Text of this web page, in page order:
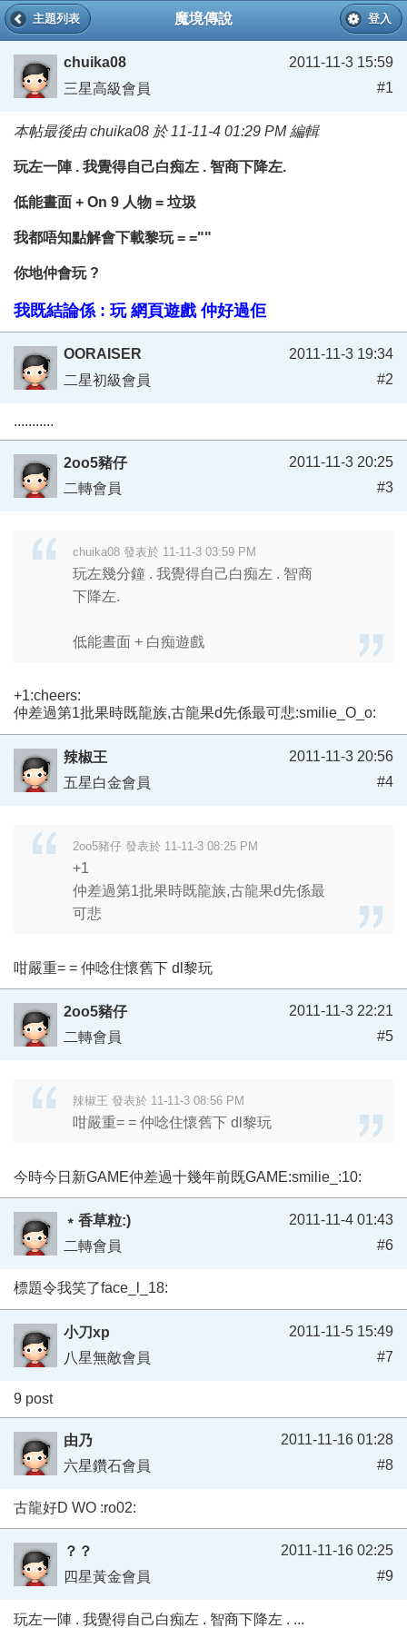
魔境傳說
主題列表 登入
chuika08
三星高級會員
2011-11-3 15:59
#1
本帖最後由 chuika08 於 11-11-4 01:29 PM 編輯
玩左一陣 . 我覺得自己白痴左 . 智商下降左.
低能晝面 + On 9 人物 = 垃圾
我都唔知點解會下載黎玩 = =""
你地仲會玩 ?
我既結論係 : 玩 網頁遊戲 仲好過佢
OORAISER
二星初級會員
2011-11-3 19:34
#2
...........
2oo5豬仔
二轉會員
2011-11-3 20:25
#3
chuika08 發表於 11-11-3 03:59 PM
玩左幾分鐘 . 我覺得自己白痴左 . 智商
下降左.
低能晝面 + 白痴遊戲
+1:cheers:
仲差過第1批果時既龍族,古龍果d先係最可悲:smilie_O_o:
辣椒王
五星白金會員
2011-11-3 20:56
#4
2oo5豬仔 發表於 11-11-3 08:25 PM
+1
仲差過第1批果時既龍族,古龍果d先係最
可悲
咁嚴重= = 仲唸住懷舊下 dl黎玩
2oo5豬仔
二轉會員
2011-11-3 22:21
#5
辣椒王 發表於 11-11-3 08:56 PM
咁嚴重= = 仲唸住懷舊下 dl黎玩
今時今日新GAME仲差過十幾年前既GAME:smilie_:10:
﹡香草粒:)
二轉會員
2011-11-4 01:43
#6
標題令我笑了face_l_18:
小刀xp
八星無敵會員
2011-11-5 15:49
#7
9 post
由乃
六星鑽石會員
2011-11-16 01:28
#8
古龍好D WO :ro02:
？？
四星黃金會員
2011-11-16 02:25
#9
玩左一陣 . 我覺得自己白痴左 . 智商下降左 . ...